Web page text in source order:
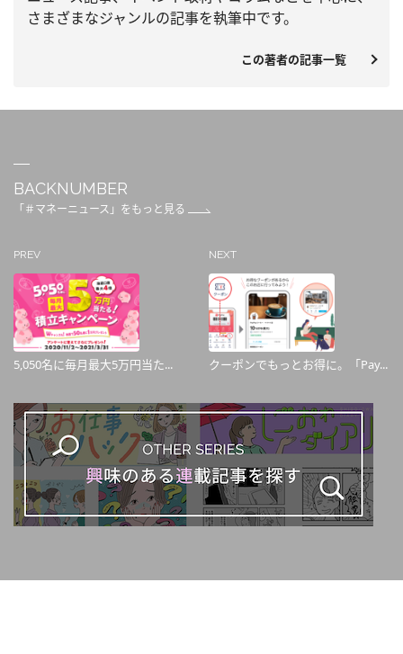
さまざまなジャンルの記事を執筆中です。
この著者の記事一覧
BACKNUMBER
「＃マネーニュース」をもっと見る
PREV
5,050名に毎月最大5万円当た...
NEXT
クーポンでもっとお得に。「Pay...